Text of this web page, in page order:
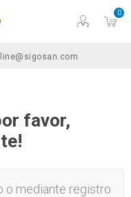
0
favor,
o mediante registro